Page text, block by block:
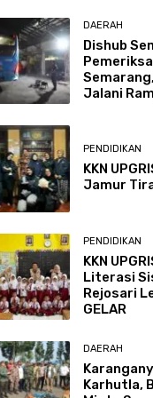
DAERAH
Dishub
Jalani
PENDIDIKAN
KKN
Jamur
PENDIDIKAN
KKN
Literasi
Rejosari
GELAR
DAERAH
Karhutla,